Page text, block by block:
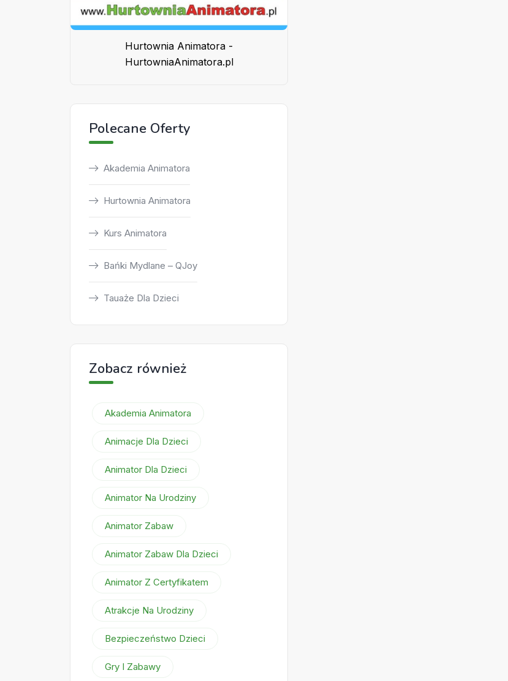
Hurtownia Animatora -
HurtowniaAnimatora.pl
Polecane Oferty
Akademia Animatora
Hurtownia Animatora
Kurs Animatora
Bańki Mydlane – QJoy
Tauaże Dla Dzieci
Zobacz również
Akademia Animatora
Animacje Dla Dzieci
Animator Dla Dzieci
Animator Na Urodziny
Animator Zabaw
Animator Zabaw Dla Dzieci
Animator Z Certyfikatem
Atrakcje Na Urodziny
Bezpieczeństwo Dzieci
Gry I Zabawy